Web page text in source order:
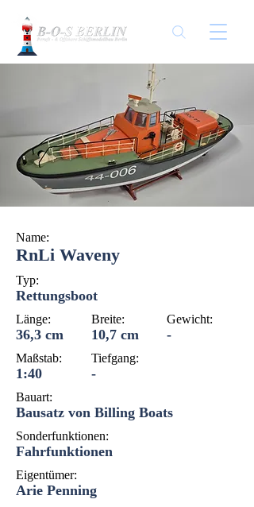
Name:
RnLi Waveny
Typ:
Rettungsboot
Länge:
36,3 cm
Breite:
10,7 cm
Gewicht:
-
Maßstab:
1:40
Tiefgang:
-
Bauart:
Bausatz von Billing Boats
Sonderfunktionen:
Fahrfunktionen
Eigentümer:
Arie Penning